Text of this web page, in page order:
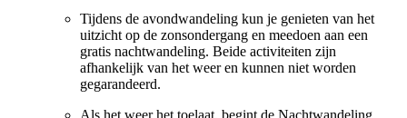
Tijdens de avondwandeling kun je genieten van het
uitzicht op de zonsondergang en meedoen aan een
gratis nachtwandeling. Beide activiteiten zijn
afhankelijk van het weer en kunnen niet worden
gegarandeerd.
Als het weer het toelaat, begint de Nachtwandeling